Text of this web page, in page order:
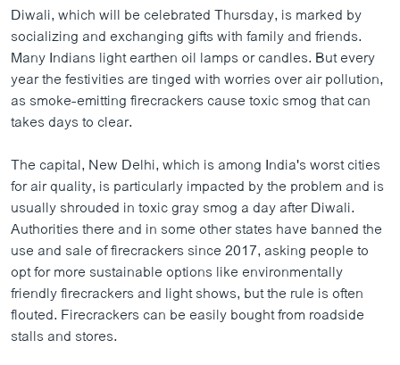
Diwali, which will be celebrated Thursday, is marked by
socializing and exchanging gifts with family and friends.
Many Indians light earthen oil lamps or candles. But every
year the festivities are tinged with worries over air pollution,
as smoke-emitting firecrackers cause toxic smog that can
takes days to clear.
The capital, New Delhi, which is among India's worst cities
for air quality, is particularly impacted by the problem and is
usually shrouded in toxic gray smog a day after Diwali.
Authorities there and in some other states have banned the
use and sale of firecrackers since 2017, asking people to
opt for more sustainable options like environmentally
friendly firecrackers and light shows, but the rule is often
flouted. Firecrackers can be easily bought from roadside
stalls and stores.